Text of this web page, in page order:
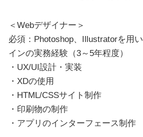
＜Webデザイナー＞
必須：Photoshop、Illustratorを用
インの実務経験（3～5年程度）
・UX/UI設計・実装
・XDの使用
・HTML/CSSサイト制作
・印刷物の制作
・アプリのインターフェース制作